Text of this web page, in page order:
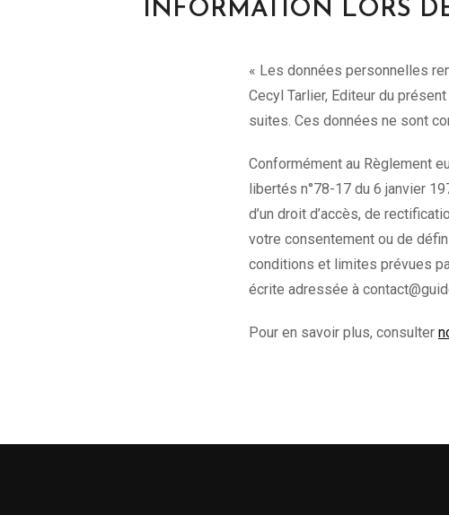
INFORMATION LORS
« Les données personnelles
Cecyl Tarlier, Editeur du
suites. Ces données ne sont
Conformément au Règlement
libertés n°78-17 du 6 janvier
d’un droit d’accès, de
votre consentement ou de
conditions et limites prévues
écrite adressée à
Pour en savoir plus, consulter